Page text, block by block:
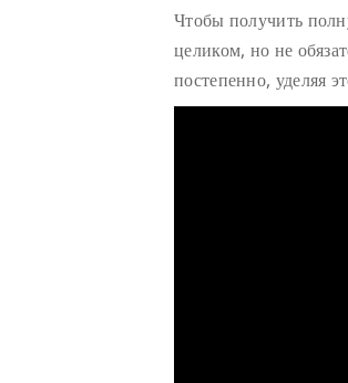
Чтобы получить
целиком, но не
постепенно, уделяя